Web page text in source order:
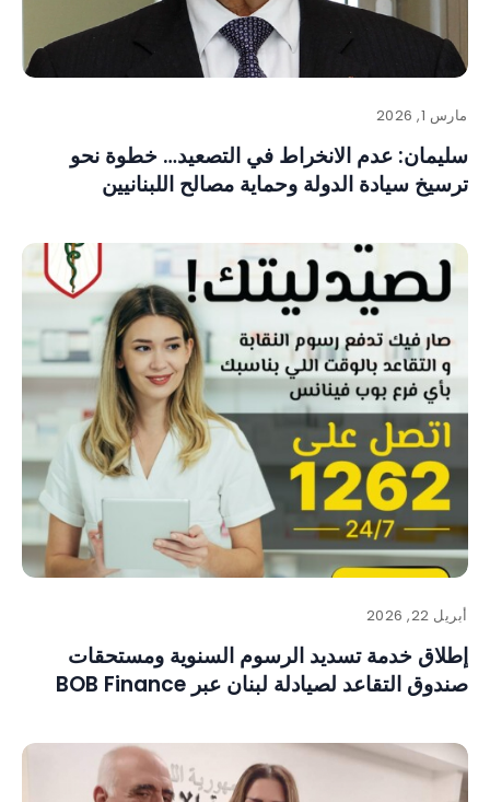
مارس 1, 2026
سليمان: عدم الانخراط في التصعيد… خطوة نحو
ترسيخ سيادة الدولة وحماية مصالح اللبنانيين
أبريل 22, 2026
إطلاق خدمة تسديد الرسوم السنوية ومستحقات
صندوق التقاعد لصيادلة لبنان عبر BOB Finance